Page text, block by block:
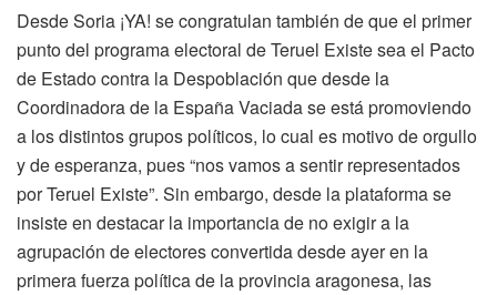
Desde Soria ¡YA! se congratulan también de que el primer
punto del programa electoral de Teruel Existe sea el Pacto
de Estado contra la Despoblación que desde la
Coordinadora de la España Vaciada se está promoviendo
a los distintos grupos políticos, lo cual es motivo de orgullo
y de esperanza, pues “nos vamos a sentir representados
por Teruel Existe”. Sin embargo, desde la plataforma se
insiste en destacar la importancia de no exigir a la
agrupación de electores convertida desde ayer en la
primera fuerza política de la provincia aragonesa, las